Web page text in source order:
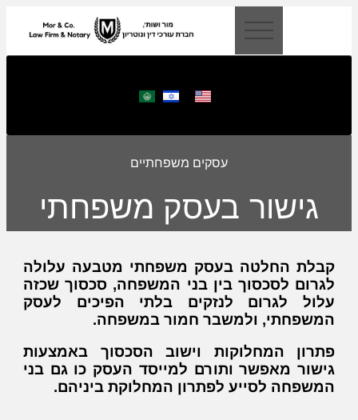
עסקים משפחתיים
גישור בעסק משפחתי
קבלת החלטה בעסק משפחתי מטבעה עלולה
לגרום לסכסוך בין בני המשפחה, סכסוך שכזה
עלול לגרום לנזקים בלתי הפיכים לעסק
המשפחתי, ולמשבר חמור במשפחה.
פתרון המחלוקות וישוב הסכסוך באמצעות
גישור מאפשר ותורם למייסד העסק כו גם בני
המשפחה לסייע לפתרון המחלוקת ביניהם.